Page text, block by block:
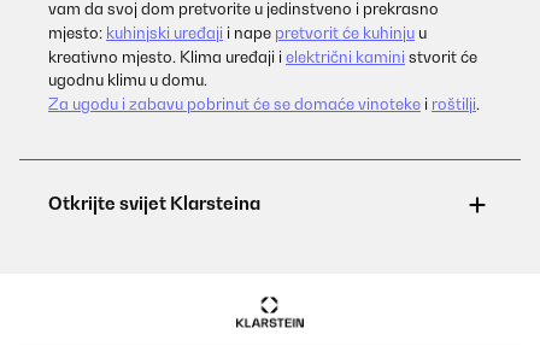
vam da svoj dom pretvorite u jedinstveno i prekrasno
mjesto: kuhinjski uređaji i nape pretvorit će kuhinju u
kreativno mjesto. Klima uređaji i električni kamini stvorit će
ugodnu klimu u domu.
Za ugodu i zabavu pobrinut će se domaće vinoteke i roštilji.